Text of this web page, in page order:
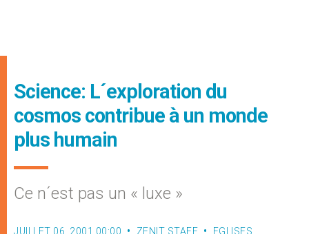
Science: L´exploration du
cosmos contribue à un monde
plus humain
Ce n´est pas un « luxe »
JUILLET 06, 2001 00:00 ZENIT STAFF
EGLISES